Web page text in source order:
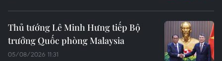
Thủ tướng Lê Minh Hưng tiếp Bộ
trưởng Quốc phòng Malaysia
05/08/2026 11:31